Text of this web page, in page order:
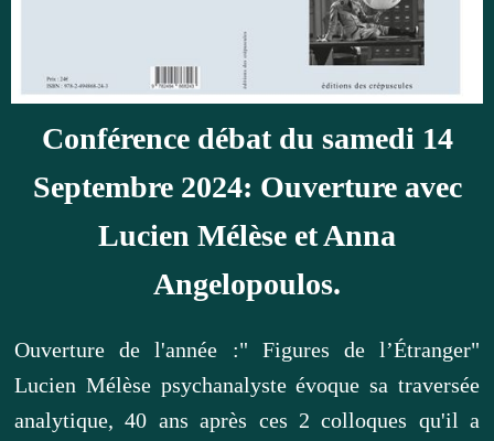
Conférence débat du samedi 14
Septembre 2024: Ouverture avec
Lucien Mélèse et Anna
Angelopoulos.
Ouverture de l'année :" Figures de l’Étranger"
Lucien Mélèse psychanalyste évoque sa traversée
analytique, 40 ans après ces 2 colloques qu'il a